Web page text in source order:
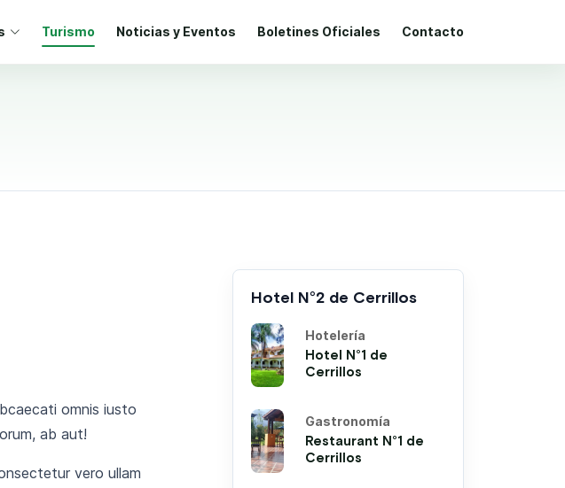
Turismo Noticias y Eventos Boletines Oficiales Contacto
omnis iusto
ab aut!
vero ullam
Hotel N°2 de Cerrillos
Hotelería
Hotel N°1 de
Cerrillos
Gastronomía
Restaurant N°1 de
Cerrillos